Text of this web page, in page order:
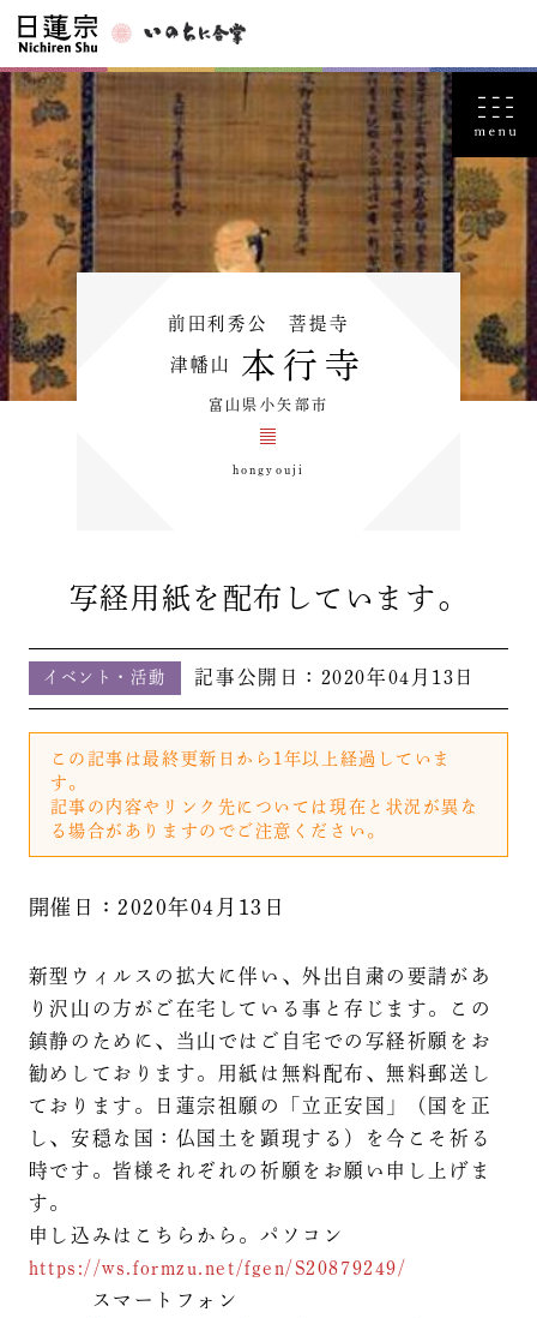
前田利秀公 菩提寺
津幡山 本行寺
富山県小矢部市
hongyouji
写経用紙を配布しています。
イベント・活動 記事公開日： 2020年04月13日
この記事は最終更新日から1年以上経過していま
す。
記事の内容やリンク先については現在と状況が異な
る場合がありますのでご注意ください。
開催日：2020年04月13日
新型ウィルスの拡大に伴い、外出自粛の要請があ
り沢山の方がご在宅している事と存じます。この
鎮静のために、当山ではご自宅での写経祈願をお
勧めしております。用紙は無料配布、無料郵送し
ております。日蓮宗祖願の「立正安国」（国を正
し、安穏な国：仏国土を顕現する）を今こそ祈る
時です。皆様それぞれの祈願をお願い申し上げま
す。
申し込みはこちらから。パソコン
https://ws.formzu.net/fgen/S20879249/
スマートフォン